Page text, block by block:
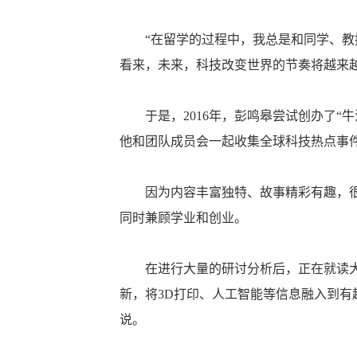
“在留学的过程中，我总是和同学、教
看来，未来，科技改变世界的节奏将越来
于是，2016年，彭鸣皋尝试创办了“牛
他和团队成员会一起收集全球科技热点事
因为内容丰富独特、故事精彩有趣，很
同时兼顾学业和创业。
在进行大量的研讨分析后，正在就读大
新，将3D打印、人工智能等信息融入到
说。